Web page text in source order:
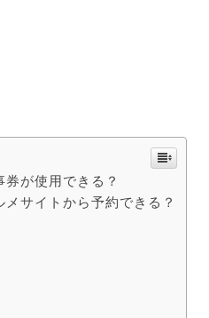
が使用できる？
サイトから予約できる？